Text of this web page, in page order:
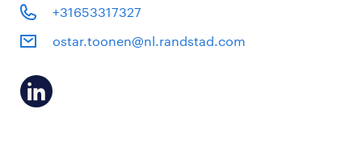
+31653317327
ostar.toonen@nl.randstad.com